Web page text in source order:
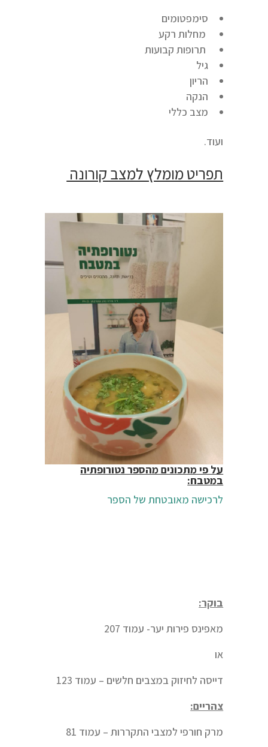
סימפטומים
מחלות רקע
תרופות קבועות
גיל
הריון
הנקה
מצב כללי
ועוד.
תפריט מומלץ למצב קורונה
על פי מתכונים מהספר נטורופתיה
במטבח:
לרכישה מאובטחת של הספר
בוקר:
מאפינס פירות יער- עמוד 207
או
דייסה לחיזוק במצבים חלשים – עמוד 123
צהריים:
מרק חורפי למצבי התקררות – עמוד 81